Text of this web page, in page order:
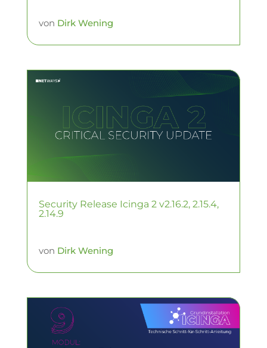
von Dirk Wening
Security Release Icinga 2 v2.16.2, 2.15.4,
2.14.9
von Dirk Wening